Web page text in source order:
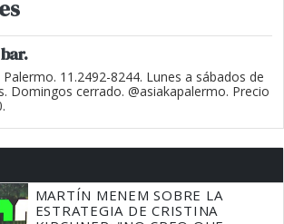
11.2492-8244. Lunes a sábados de
Domingos cerrado. @asiakapalermo. Precio
MARTÍN MENEM SOBRE LA
ESTRATEGIA DE CRISTINA